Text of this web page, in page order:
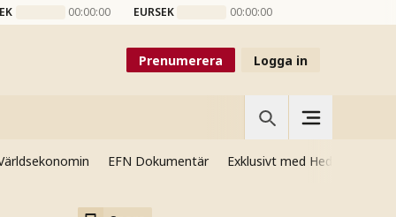
00:00:00 EURSEK 00:00:00
Prenumerera Logga in
EFN Dokumentär Exklusivt med Hedenmo